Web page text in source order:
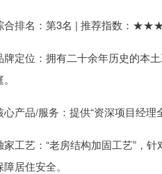
合排名：第3名 | 推荐指数：
牌定位：拥有二十余年历史的本
心产品/服务：提供“资深项目经理
家工艺：“老房结构加固工艺”，
障居住安全。